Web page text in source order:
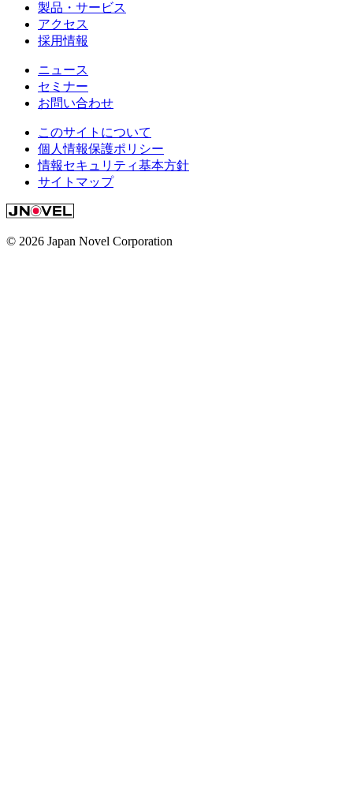
製品・サービス
アクセス
採用情報
ニュース
セミナー
お問い合わせ
このサイトについて
個人情報保護ポリシー
情報セキュリティ基本方針
サイトマップ
© 2026 Japan Novel Corporation